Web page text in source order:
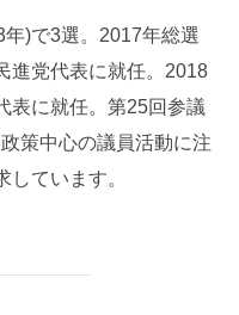
)で3選。2017年総選
進党代表に就任。2018
表に就任。第25回参議
策中心の議員活動に注
ています。